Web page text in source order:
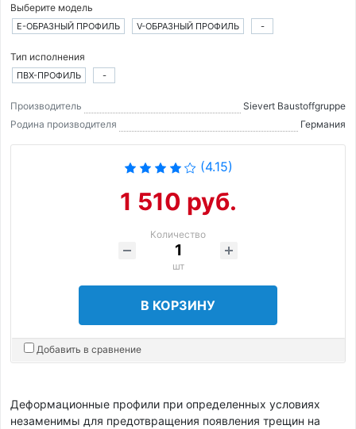
Выберите модель
E-ОБРАЗНЫЙ ПРОФИЛЬ V-ОБРАЗНЫЙ ПРОФИЛЬ -
Тип исполнения
ПВХ-ПРОФИЛЬ -
Производитель
Sievert Baustoffgruppe
Родина производителя
Германия
(4.15)
1 510 руб.
Количество
шт
В КОРЗИНУ
Добавить в сравнение
Деформационные профили при определенных условиях
незаменимы для предотвращения появления трещин на